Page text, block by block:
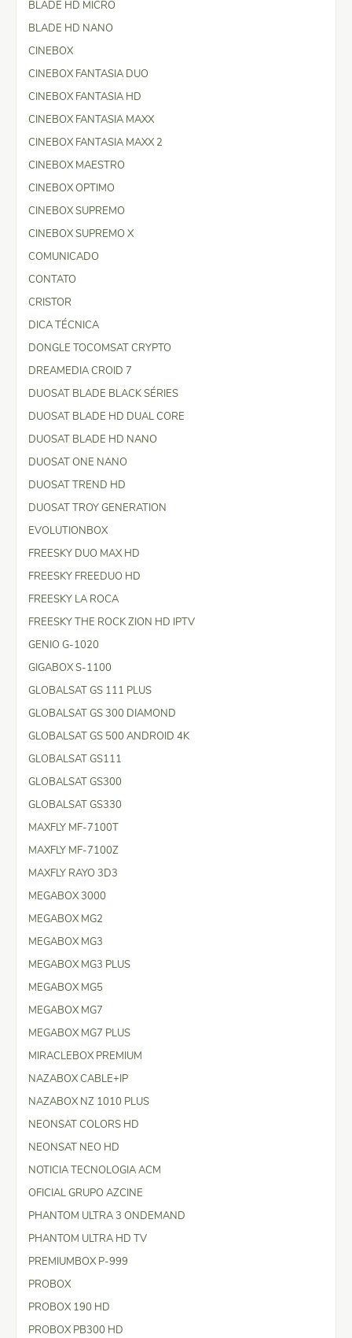
BLADE HD MICRO
BLADE HD NANO
CINEBOX
CINEBOX FANTASIA DUO
CINEBOX FANTASIA HD
CINEBOX FANTASIA MAXX
CINEBOX FANTASIA MAXX 2
CINEBOX MAESTRO
CINEBOX OPTIMO
CINEBOX SUPREMO
CINEBOX SUPREMO X
COMUNICADO
CONTATO
CRISTOR
DICA TÉCNICA
DONGLE TOCOMSAT CRYPTO
DREAMEDIA CROID 7
DUOSAT BLADE BLACK SÉRIES
DUOSAT BLADE HD DUAL CORE
DUOSAT BLADE HD NANO
DUOSAT ONE NANO
DUOSAT TREND HD
DUOSAT TROY GENERATION
EVOLUTIONBOX
FREESKY DUO MAX HD
FREESKY FREEDUO HD
FREESKY LA ROCA
FREESKY THE ROCK ZION HD IPTV
GENIO G-1020
GIGABOX S-1100
GLOBALSAT GS 111 PLUS
GLOBALSAT GS 300 DIAMOND
GLOBALSAT GS 500 ANDROID 4K
GLOBALSAT GS111
GLOBALSAT GS300
GLOBALSAT GS330
MAXFLY MF-7100T
MAXFLY MF-7100Z
MAXFLY RAYO 3D3
MEGABOX 3000
MEGABOX MG2
MEGABOX MG3
MEGABOX MG3 PLUS
MEGABOX MG5
MEGABOX MG7
MEGABOX MG7 PLUS
MIRACLEBOX PREMIUM
NAZABOX CABLE+IP
NAZABOX NZ 1010 PLUS
NEONSAT COLORS HD
NEONSAT NEO HD
NOTICIA TECNOLOGIA ACM
OFICIAL GRUPO AZCINE
PHANTOM ULTRA 3 ONDEMAND
PHANTOM ULTRA HD TV
PREMIUMBOX P-999
PROBOX
PROBOX 190 HD
PROBOX PB300 HD